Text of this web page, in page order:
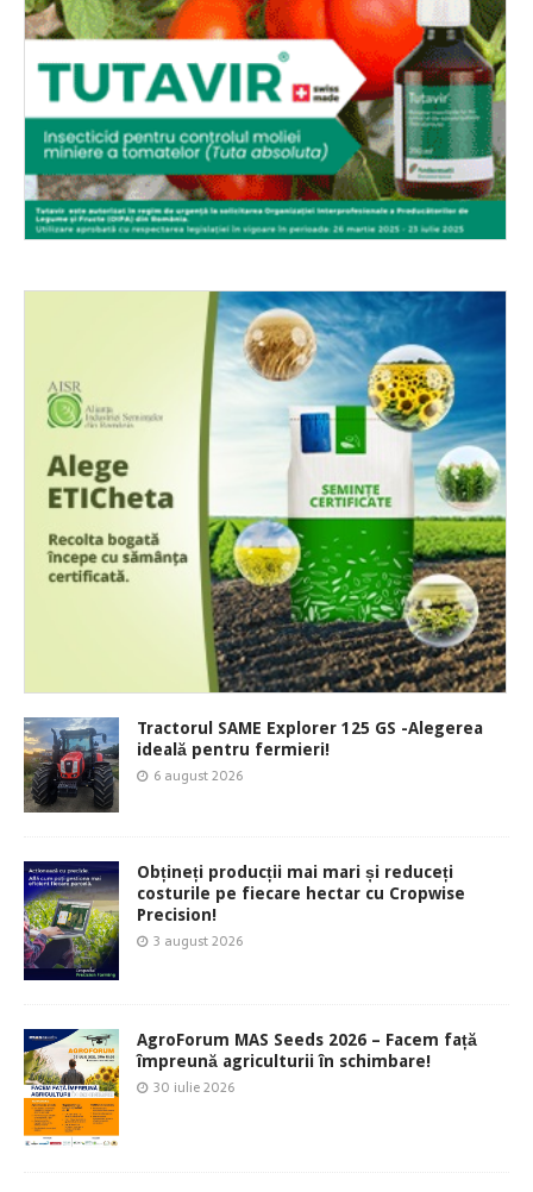
Tractorul SAME Explorer 125 GS -Alegerea
ideală pentru fermieri!
6 august 2026
Obțineți producții mai mari și reduceți
costurile pe fiecare hectar cu Cropwise
Precision!
3 august 2026
AgroForum MAS Seeds 2026 – Facem față
împreună agriculturii în schimbare!
30 iulie 2026